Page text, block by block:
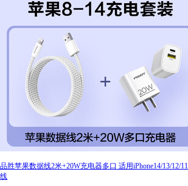
品胜苹果数据线2米+20W充电器多口 适用iPhone14/13/12/
线